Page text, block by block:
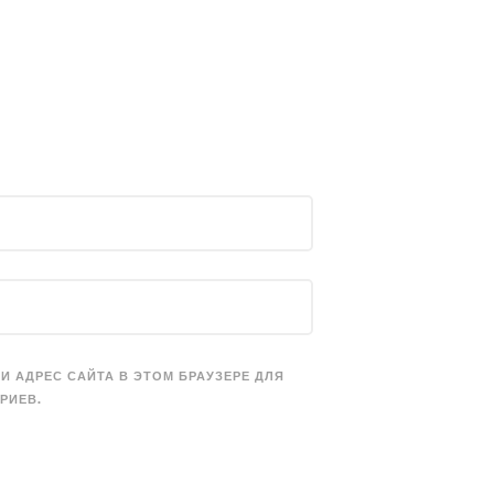
АДРЕС САЙТА В ЭТОМ БРАУЗЕРЕ ДЛЯ